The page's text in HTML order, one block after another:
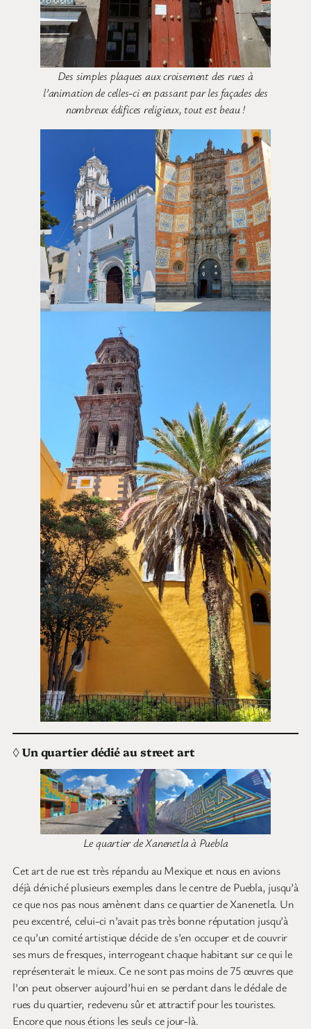
Des simples plaques aux croisement des rues à
l’animation de celles-ci en passant par les façades des
nombreux édifices religieux, tout est beau !
◊Un quartier dédié au street art
Le quartier de Xanenetla à Puebla
Cet art de rue est très répandu au Mexique et nous en avions
déjà déniché plusieurs exemples dans le centre de Puebla, jusqu’à
ce que nos pas nous amènent dans ce quartier de Xanenetla. Un
peu excentré, celui-ci n’avait pas très bonne réputation jusqu’à
ce qu’un comité artistique décide de s’en occuper et de couvrir
ses murs de fresques, interrogeant chaque habitant sur ce qui le
représenterait le mieux. Ce ne sont pas moins de 75 œuvres que
l’on peut observer aujourd’hui en se perdant dans le dédale de
rues du quartier, redevenu sûr et attractif pour les touristes.
Encore que nous étions les seuls ce jour-là.